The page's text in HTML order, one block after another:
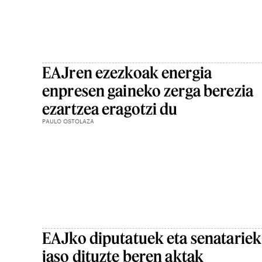
EAJren ezezkoak energia
enpresen gaineko zerga berezia
ezartzea eragotzi du
PAULO OSTOLAZA
EAJko diputatuek eta senatariek
jaso dituzte beren aktak